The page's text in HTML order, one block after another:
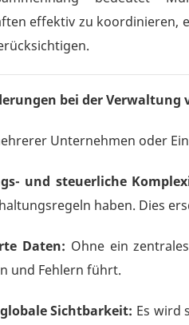
effektiv zu koordinieren,
bei der
Unternehmen oder
und steuerliche
haben. Dies
Daten: Ohne ein
und Fehlern führt.
Sichtbarkeit: Es wird